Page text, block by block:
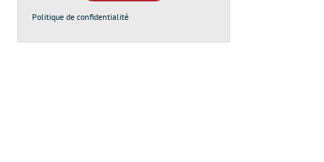
Politique de confidentialité